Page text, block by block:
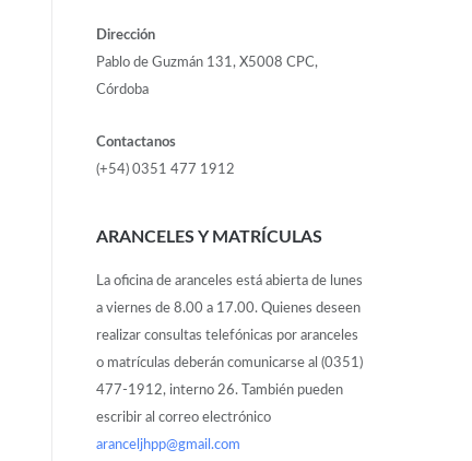
Dirección
Pablo de Guzmán 131, X5008 CPC,
Córdoba
Contactanos
(+54) 0351 477 1912
ARANCELES Y MATRÍCULAS
La oficina de aranceles está abierta de lunes
a viernes de 8.00 a 17.00. Quienes deseen
realizar consultas telefónicas por aranceles
o matrículas deberán comunicarse al (0351)
477-1912, interno 26. También pueden
escribir al correo electrónico
aranceljhpp@gmail.com